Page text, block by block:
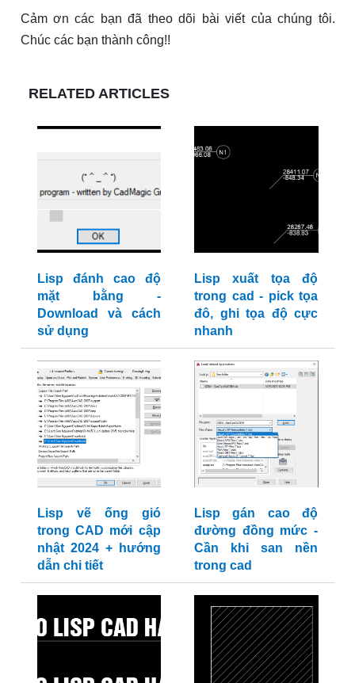
Cảm ơn các bạn đã theo dõi bài viết của chúng tôi.
Chúc các bạn thành công!!
RELATED ARTICLES
Lisp đánh cao độ
mặt bằng -
Download và cách
sử dụng
Lisp xuất tọa độ
trong cad - pick tọa
đô, ghi tọa độ cực
nhanh
Lisp vẽ ống gió
trong CAD mới cập
nhật 2024 + hướng
dẫn chi tiết
Lisp gán cao độ
đường đồng mức -
Cần khi san nền
trong cad